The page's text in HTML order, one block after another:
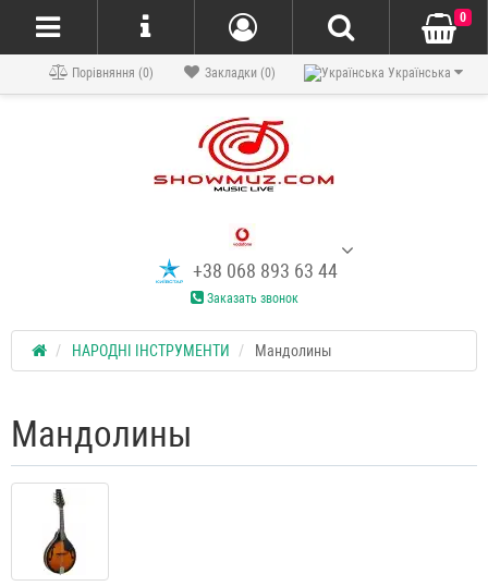
Українська
Закладки (0)
Порівняння (0)
+38 068 893 63 44
Заказать звонок
0
НАРОДНІ ІНСТРУМЕНТИ Мандолины
Мандолины